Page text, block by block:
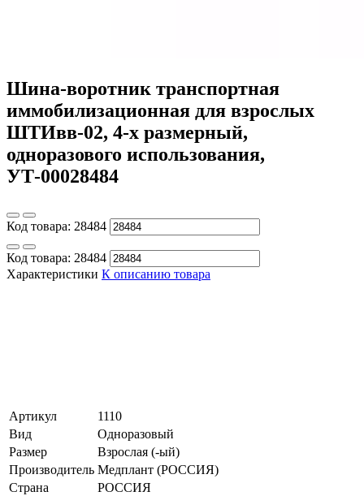
Шина-воротник транспортная
иммобилизационная для взрослых
ШТИвв-02, 4-х размерный,
одноразового использования,
УТ-00028484
Код товара: 28484
Код товара: 28484
Характеристики К описанию товара
Артикул
1110
Вид
Одноразовый
Размер
Взрослая (-ый)
Производитель Медплант (РОССИЯ)
Страна
РОССИЯ